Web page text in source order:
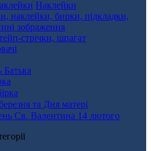
Наклейки
стрічки, шпагат
Батька
та Дня матері
Св. Валентина 14 лютого